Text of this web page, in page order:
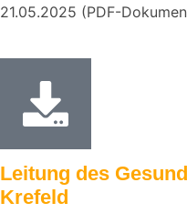
21.05.2025 (PDF-
Leitung des
Krefeld